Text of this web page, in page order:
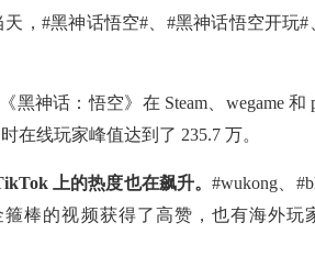
，#黑神话悟空#、#黑神话悟空开玩
神话：悟空》在 Steam、wegame 和
在线玩家峰值达到了 235.7 万。
上的热度也在飙升。#wukong、
棒的视频获得了高赞，也有海外玩